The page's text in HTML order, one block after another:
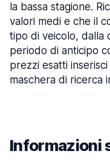
la bassa stagione.
valori medi e che il
tipo di veicolo, dalla
periodo di anticipo
prezzi esatti
maschera di ricerca
Informazioni